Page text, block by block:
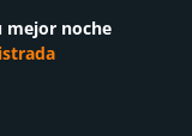
mejor noche